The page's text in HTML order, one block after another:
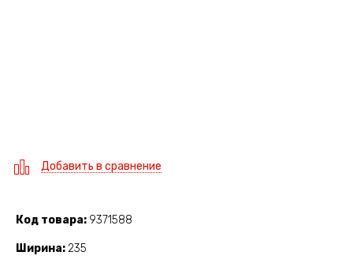
Добавить в сравнение
Код товара 9371588
Ширина 235